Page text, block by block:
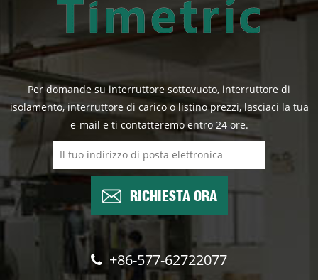
Per domande su interruttore sottovuoto, interruttore di
isolamento, interruttore di carico o listino prezzi, lasciaci la tua
e-mail e ti contatteremo entro 24 ore.
RICHIESTA ORA
+86-577-62722077